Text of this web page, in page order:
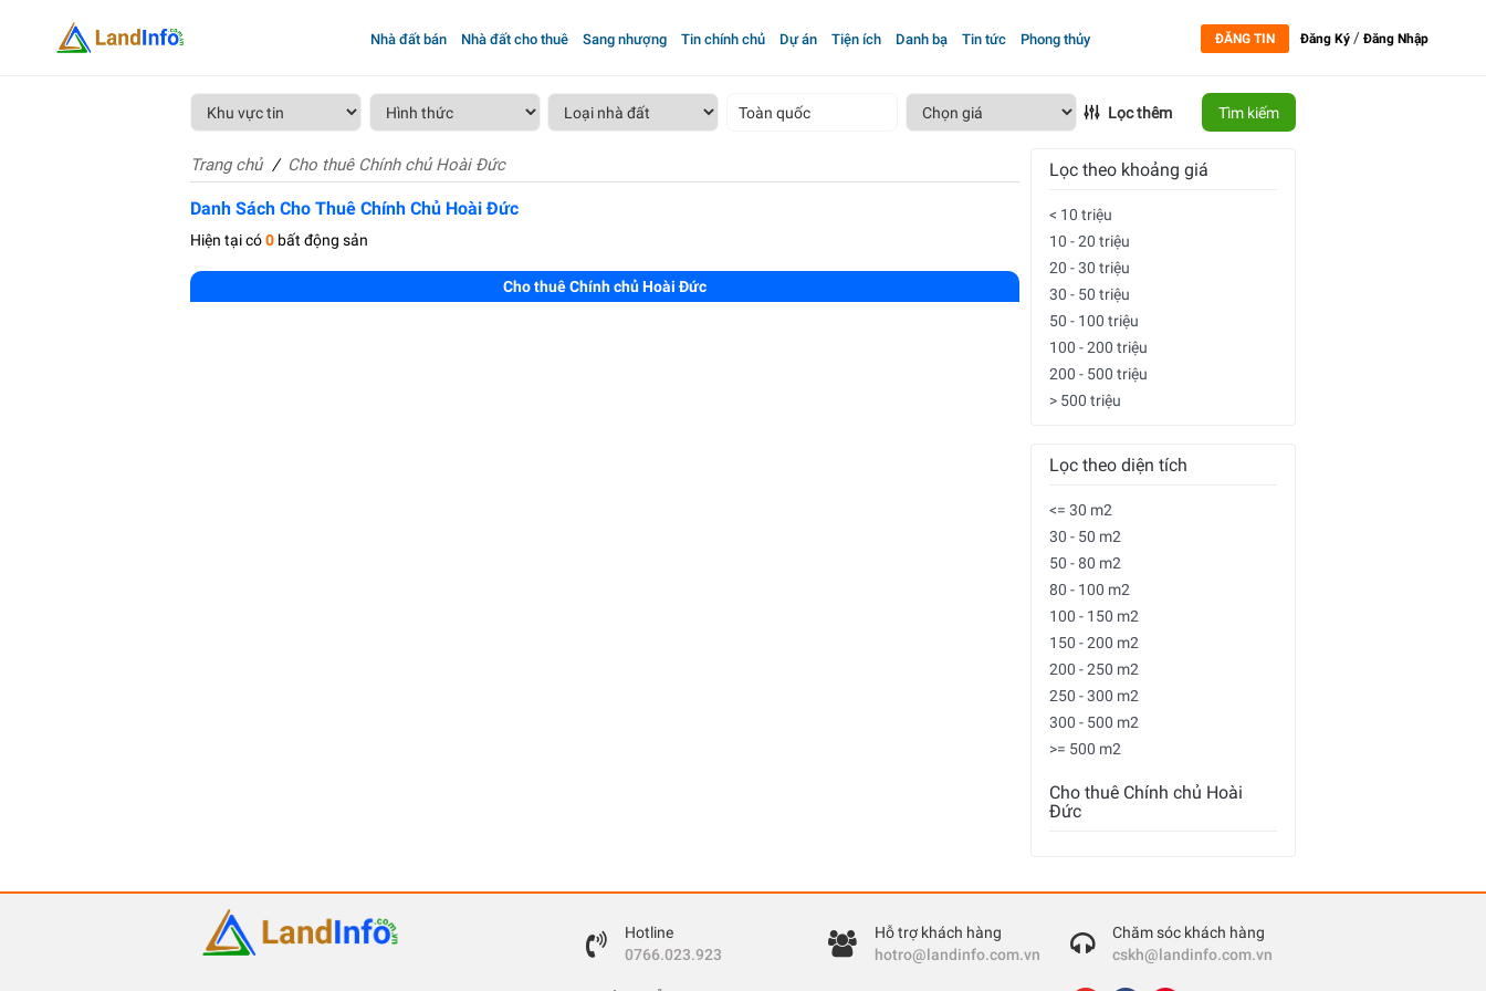
Nhà đất bán Nhà đất cho thuê Sang nhượng Tin chính chủ Dự án Tiện ích Danh bạ Tin tức Phong thủy ĐĂNG TIN Đăng Ký /Đăng Nhập
Toàn quốc Lọc thêm Tìm kiếm
Trang chủ Cho thuê Chính chủ Hoài Đức
Danh Sách Cho Thuê Chính Chủ Hoài Đức
Hiện tại có0 bất động sản
Cho thuê Chính chủ Hoài Đức
Lọc theo khoảng giá
< 10 triệu
10 - 20 triệu
20 - 30 triệu
30 - 50 triệu
50 - 100 triệu
100 - 200 triệu
200 - 500 triệu
> 500 triệu
Lọc theo diện tích
<= 30 m2
30 - 50 m2
50 - 80 m2
80 - 100 m2
100 - 150 m2
150 - 200 m2
200 - 250 m2
250 - 300 m2
300 - 500 m2
>= 500 m2
Cho thuê Chính chủ Hoài
Đức
Hotline
0766.023.923
Hỗ trợ khách hàng
hotro@landinfo.com.vn
Chăm sóc khách hàng
cskh@landinfo.com.vn